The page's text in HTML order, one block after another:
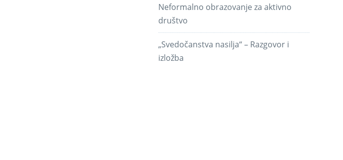
Neformalno obrazovanje za aktivno
društvo
„Svedočanstva nasilja“ – Razgovor i
izložba